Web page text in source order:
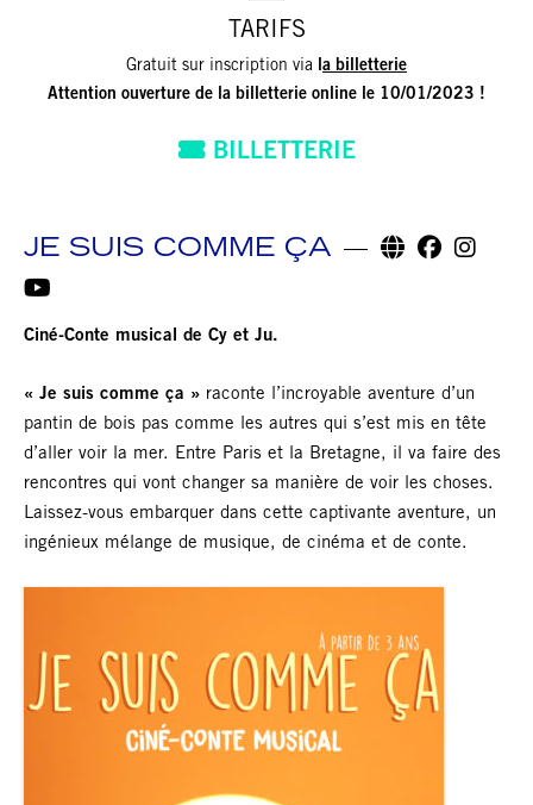
TARIFS
Gratuit sur inscription via la billetterie
Attention ouverture de la billetterie online le 10/01/2023 !
BILLETTERIE
JE SUIS COMME ÇA
Ciné-Conte musical de Cy et Ju.
« Je suis comme ça » raconte l’incroyable aventure d’un
pantin de bois pas comme les autres qui s’est mis en tête
d’aller voir la mer. Entre Paris et la Bretagne, il va faire des
rencontres qui vont changer sa manière de voir les choses.
Laissez-vous embarquer dans cette captivante aventure, un
ingénieux mélange de musique, de cinéma et de conte.